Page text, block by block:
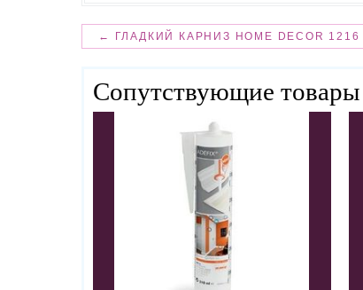
← ГЛАДКИЙ КАРНИЗ HOME DECOR
Сопутствующие товары